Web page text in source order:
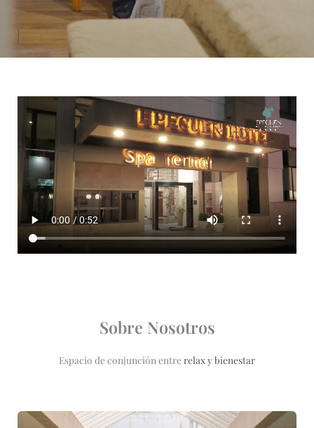
Sobre Nosotros
Espacio de conjunción entre relax y bienestar